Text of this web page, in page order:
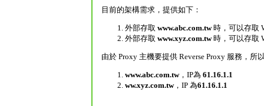
目前的架構需求，提供如下：
外部存取 www.abc.com.tw時，可以存取
外部存取 www.xyz.com.tw時，可以存取
由於 Proxy 主機要提供 Reverse Proxy 服務，所
www.abc.com.tw，IP為 61.16.1.1
ww.xyz.com.tw，IP 為61.16.1.1